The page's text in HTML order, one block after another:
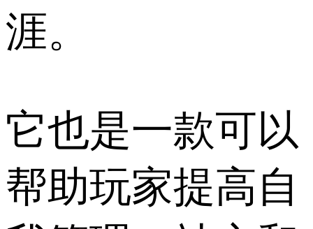
涯。
它也是一款可以
帮助玩家提高自